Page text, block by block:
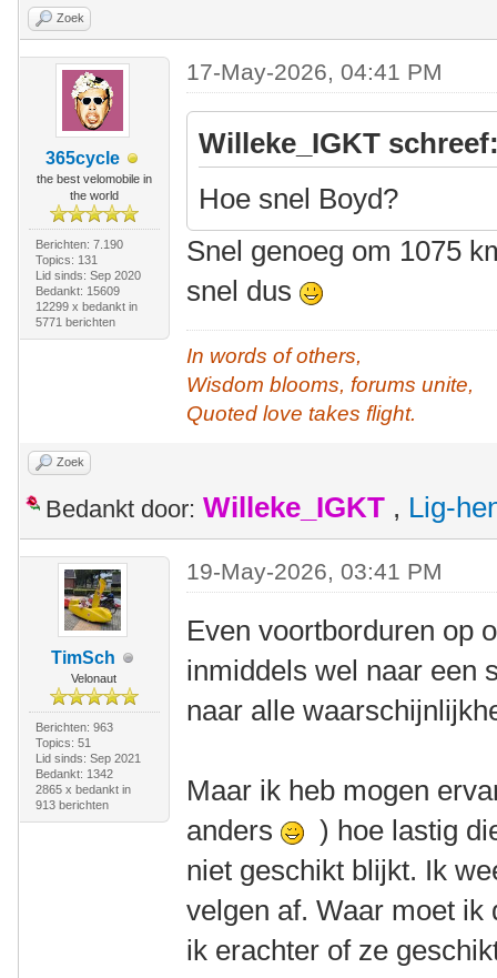
Zoek
365cycle
the best velomobile in
the world
Berichten: 7.190
Topics: 131
Lid sinds: Sep 2020
Bedankt: 15609
12299 x bedankt in
5771 berichten
17-May-2026, 04:41 PM
Willeke_IGKT
Hoe snel Boyd?
Snel genoeg om 1075
snel dus
In words of others,
Wisdom blooms, forums unite,
Quoted love takes flight.
Zoek
Bedankt door: Willeke_IGKT , Lig-
TimSch
Velonaut
Berichten: 963
Topics: 51
Lid sinds: Sep 2021
Bedankt: 1342
2865 x bedankt in
913 berichten
19-May-2026, 03:41 PM
Even voortborduren op
inmiddels wel naar een
naar alle
Maar ik heb mogen
anders
) hoe lastig
niet geschikt blijkt. Ik
velgen af. Waar moet
ik erachter of ze